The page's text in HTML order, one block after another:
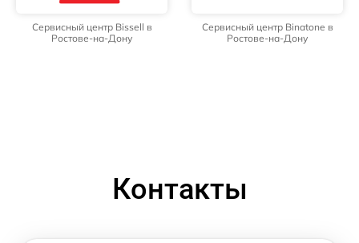
Сервисный центр Bissell в
Ростове-на-Дону
Сервисный центр Binatone в
Ростове-на-Дону
Контакты